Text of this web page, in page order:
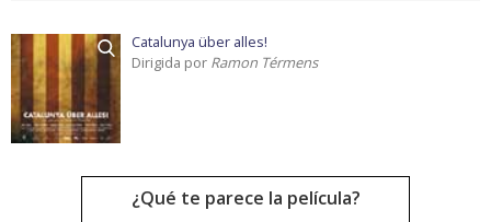
Catalunya über alles!
Dirigida por Ramon Térmens
¿Qué te parece la película?